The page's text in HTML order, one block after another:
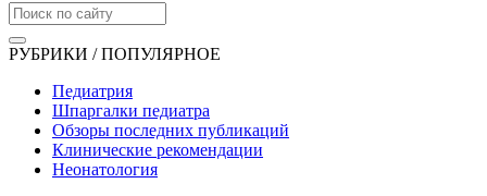
РУБРИКИ / ПОПУЛЯРНОЕ
Педиатрия
Шпаргалки педиатра
Обзоры последних публикаций
Клинические рекомендации
Неонатология